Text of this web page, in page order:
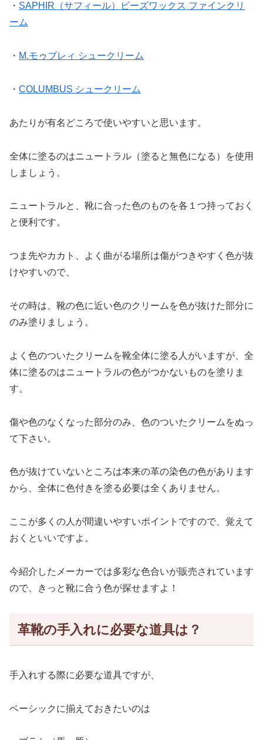
・ SAPHIR（サフィール）ビーズワックス ファインクリ
ーム
・ M.モゥブレィ シュークリーム
・ COLUMBUS シュークリーム
あたりが有名どころで使いやすいと思います。
全体に塗るのはニュートラル（塗ると無色になる）を使用
しましょう。
ニュートラルと、靴に合った色のものを各１つ持っておく
と便利です。
つま先やカカト、よく曲がる場所は傷がつきやすく色が抜
けやすいので、
その時は、靴の色に近い色のクリームを色が抜けた部分に
のみ塗りましょう。
よく色のついたクリームを靴全体に塗る人がいますが、全
体に塗るのはニュートラルの色がつかないものを塗りま
す。
傷や色のなくなった部分のみ、色のついたクリームをぬっ
て下さい。
色が抜けていないところは本来の革の染色の色があります
から、全体に色付きを塗る必要は全くありません。
ここが多くの人が間違いやすいポイントですので、覚えて
おくといいですよ。
今紹介したメーカーでは多彩な色合いが販売されています
ので、きっと靴に合う色が探せますよ！
革靴の手入れに必要な道具は？
手入れする際に必要な道具ですが、
ベーシックに揃えておきたいのは